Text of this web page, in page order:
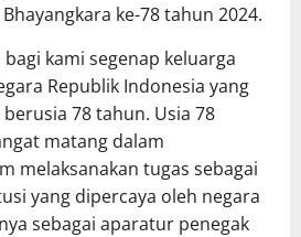
ke-78 tahun 2024.
kami segenap keluarga
Republik Indonesia yang
78 tahun. Usia 78
matang dalam
melaksanakan tugas sebagai
yang dipercaya oleh negara
sebagai aparatur penegak